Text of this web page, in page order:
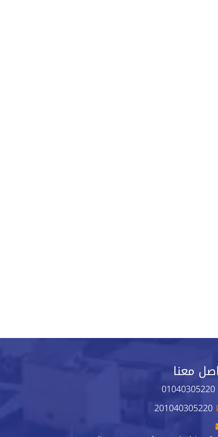
معنا
01040305220
201040305220